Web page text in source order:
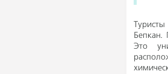
Бепкан.
Это